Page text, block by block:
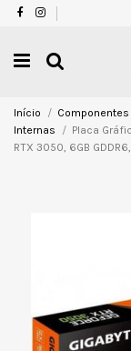
Início Componentes
Internas
Placa
RTX 3050, 6GB